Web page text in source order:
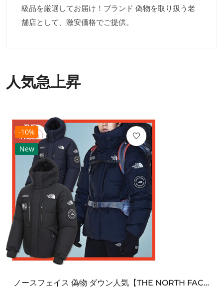
級品を厳選してお届け！ブランド 偽物を取り扱う老
舗店として、激安価格でご提供。
人気急上昇
-10%
New
ノースフェイス 偽物 ダウン人気【THE NORTH FACE】M'S 7 SUMMIT HIM...